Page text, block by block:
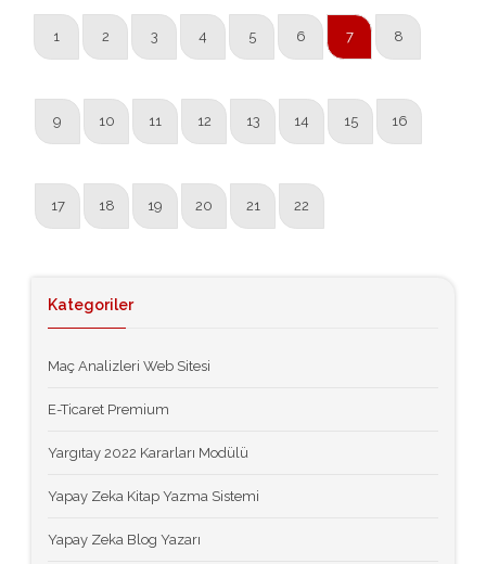
1 2 3 4 5 6 7 8
9 10 11 12 13 14 15 16
17 18 19 20 21 22
Kategoriler
Maç Analizleri Web Sitesi
E-Ticaret Premium
Yargıtay 2022 Kararları Modülü
Yapay Zeka Kitap Yazma Sistemi
Yapay Zeka Blog Yazarı